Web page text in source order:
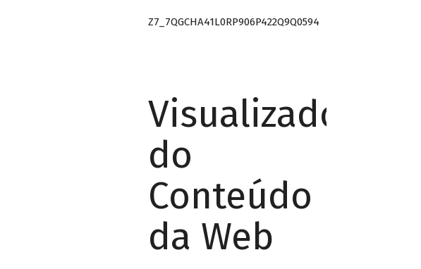
Z7_7QGCHA41L0RP906P422Q9Q0594
Visualizador
do
Conteúdo
da Web